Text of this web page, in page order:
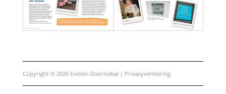
Copyright © 2026 Evelien Doornebal | Privacyverklaring